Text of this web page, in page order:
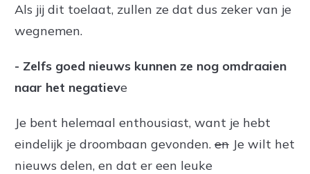
Als jij dit toelaat, zullen ze dat dus zeker van je
wegnemen.
- Zelfs goed nieuws kunnen ze nog omdraaien
naar het negatieve
Je bent helemaal enthousiast, want je hebt
eindelijk je droombaan gevonden. en Je wilt het
nieuws delen, en dat er een leuke